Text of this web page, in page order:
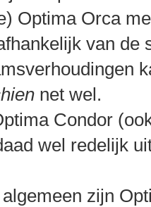
Optima Orca
van de
net wel.
Condor
wel redelijk
algemeen zijn